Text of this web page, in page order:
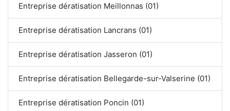
Entreprise dératisation Meillonnas (01)
Entreprise dératisation Lancrans (01)
Entreprise dératisation Jasseron (01)
Entreprise dératisation Bellegarde-sur-Valserine (01)
Entreprise dératisation Poncin (01)